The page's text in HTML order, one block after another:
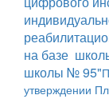
на базе
школы № 95"
утверждении